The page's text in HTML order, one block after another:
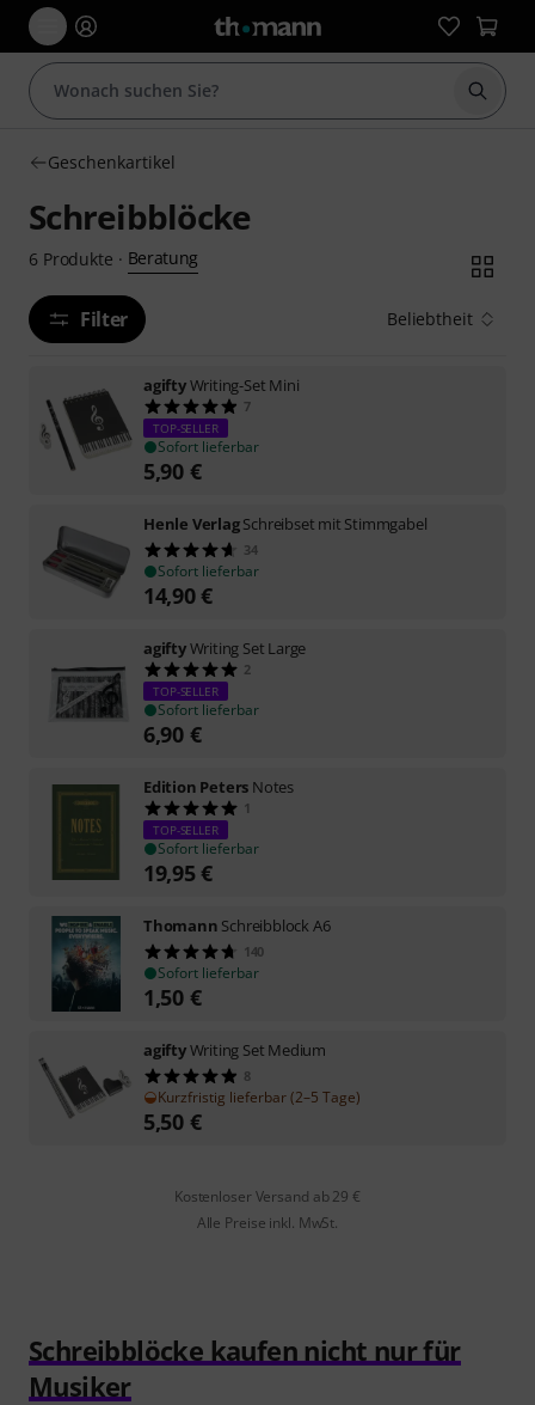
Suche
Geschenkartikel
Schreibblöcke
6 Produkte · Beratung
Filter Beliebtheit
agiftyWriting-Set Mini
7
TOP-SELLER
Sofort lieferbar
5,90 €
Henle VerlagSchreibset mit Stimmgabel
34
Sofort lieferbar
14,90€
agiftyWriting Set Large
2
TOP-SELLER
Sofort lieferbar
6,90 €
Edition Peters Notes
1
TOP-SELLER
Sofort lieferbar
19,95€
Thomann Schreibblock A6
140
Sofort lieferbar
1,50 €
agiftyWriting Set Medium
8
Kurzfristig lieferbar (2–5 Tage)
5,50 €
Kostenloser Versand ab 29 €
Alle Preise inkl. MwSt.
Schreibblöcke kaufen nicht nur für
Musiker